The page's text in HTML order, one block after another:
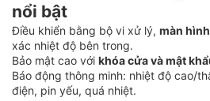
nổi bật
Điều khiển bằng bộ vi xử lý, màn
xác nhiệt độ bên trong.
Bảo mật cao với khóa cửa và mật
Báo động thông minh: nhiệt độ cao/
điện, pin yếu, quá nhiệt.